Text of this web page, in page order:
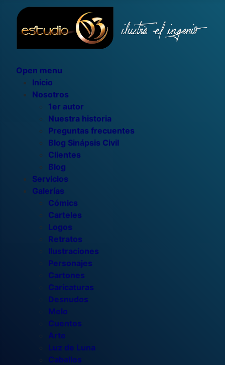
Open menu
Inicio
Nosotros
1er autor
Nuestra historia
Preguntas frecuentes
Blog Sinápsis Civil
Clientes
Blog
Servicios
Galerías
Cómics
Carteles
Logos
Retratos
Ilustraciones
Personajes
Cartones
Caricaturas
Desnudos
Melo
Cuentos
Arte
Luz de Luna
Caballos